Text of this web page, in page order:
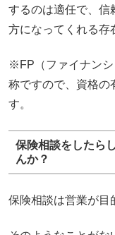
するのは適任で、信
方になってくれる存
※FP（ファイナンシ
称ですので、資格の
す。
保険相談をしたら
んか？
保険相談は営業が目